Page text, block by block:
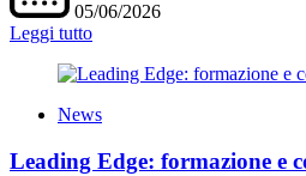
05/06/2026
Leggi tutto
News
Leading Edge: formazione e